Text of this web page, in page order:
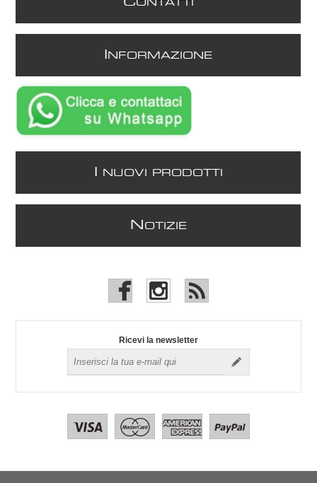
ONTATTI
NFORMAZIONE
NUOVI PRODOTTI
N OTIZIE
Ricevi la newsletter